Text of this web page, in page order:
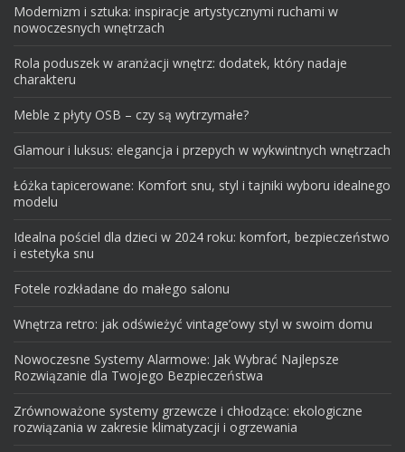
Modernizm i sztuka: inspiracje artystycznymi ruchami w
nowoczesnych wnętrzach
Rola poduszek w aranżacji wnętrz: dodatek, który nadaje
charakteru
Meble z płyty OSB – czy są wytrzymałe?
Glamour i luksus: elegancja i przepych w wykwintnych wnętrzach
Łóżka tapicerowane: Komfort snu, styl i tajniki wyboru idealnego
modelu
Idealna pościel dla dzieci w 2024 roku: komfort, bezpieczeństwo
i estetyka snu
Fotele rozkładane do małego salonu
Wnętrza retro: jak odświeżyć vintage’owy styl w swoim domu
Nowoczesne Systemy Alarmowe: Jak Wybrać Najlepsze
Rozwiązanie dla Twojego Bezpieczeństwa
Zrównoważone systemy grzewcze i chłodzące: ekologiczne
rozwiązania w zakresie klimatyzacji i ogrzewania